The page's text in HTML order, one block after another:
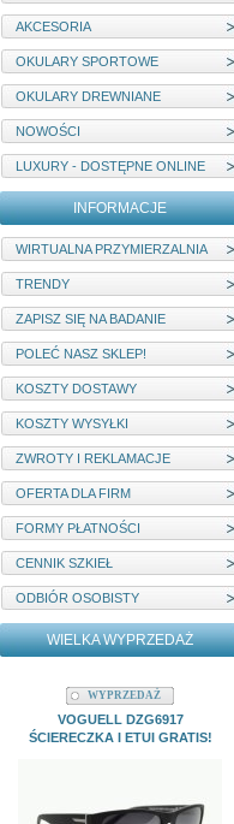
AKCESORIA
OKULARY SPORTOWE
OKULARY DREWNIANE
NOWOŚCI
LUXURY - DOSTĘPNE ONLINE
INFORMACJE
WIRTUALNA PRZYMIERZALNIA
TRENDY
ZAPISZ SIĘ NA BADANIE
POLEĆ NASZ SKLEP!
KOSZTY DOSTAWY
KOSZTY WYSYŁKI
ZWROTY I REKLAMACJE
OFERTA DLA FIRM
FORMY PŁATNOŚCI
CENNIK SZKIEŁ
ODBIÓR OSOBISTY
WIELKA WYPRZEDAŻ
WYPRZEDAŻ
VOGUELL DZG6917
ŚCIERECZKA I ETUI GRATIS!